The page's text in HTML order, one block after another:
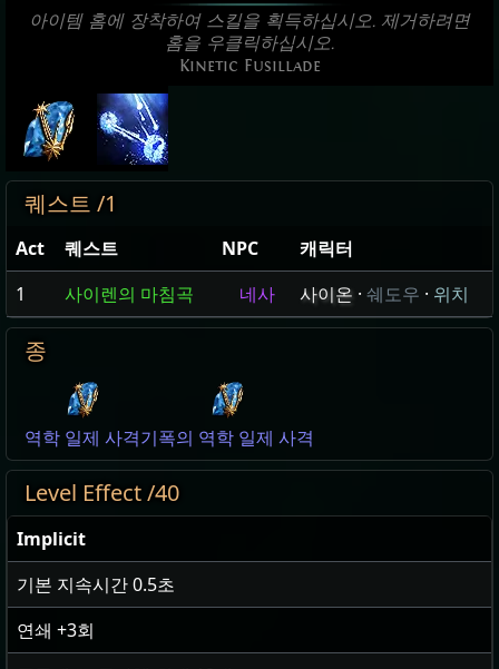
아이템 홈에 장착하여 스킬을 획득하십시오. 제거하려면
홈을 우클릭하십시오.
Kinetic Fusillade
퀘스트 /1
Act 퀘스트 NPC
캐릭터
1
사이렌의 마침곡 네사 사이온 · 쉐도우 · 위치
종
역학 일제 사격기폭의 역학 일제 사격
Level Effect /40
Implicit
기본 지속시간0.5초
연쇄 +3회